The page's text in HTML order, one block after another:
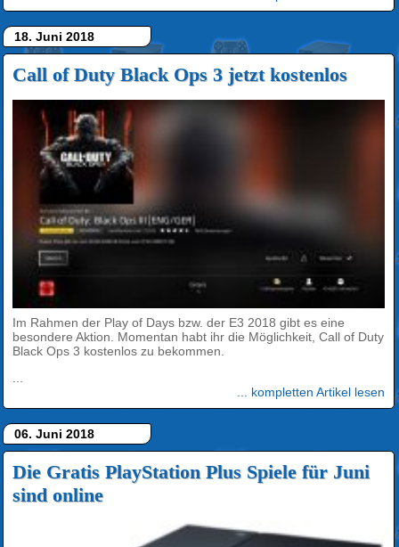
18. Juni 2018
Call of Duty Black Ops 3 jetzt kostenlos
Im Rahmen der Play of Days bzw. der E3 2018 gibt es eine
besondere Aktion. Momentan habt ihr die Möglichkeit, Call of Duty
Black Ops 3 kostenlos zu bekommen.
...
... kompletten Artikel lesen
06. Juni 2018
Die Gratis PlayStation Plus Spiele für Juni
sind online